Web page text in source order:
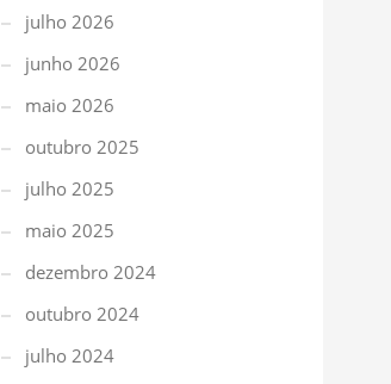
julho 2026
junho 2026
maio 2026
outubro 2025
julho 2025
maio 2025
dezembro 2024
outubro 2024
julho 2024